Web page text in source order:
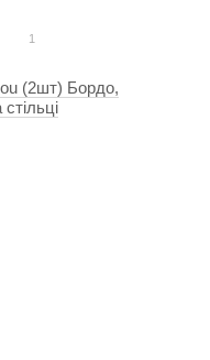
1
(2шт) Бордо,